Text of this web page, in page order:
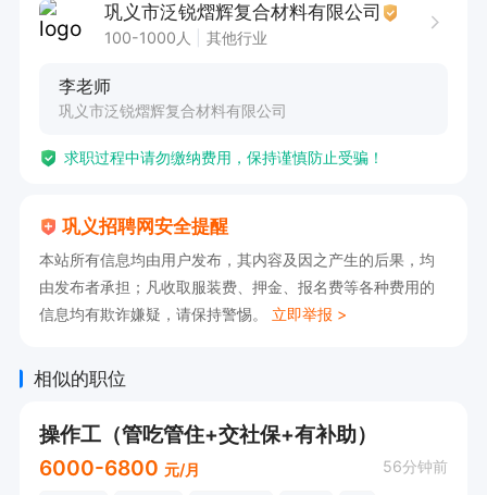
福利待遇：有班车，工作轻松、免费午餐、加班
谢！
巩义市泛锐熠辉复合材料有限公司
100-1000人 其他行业
李老师
巩义市泛锐熠辉复合材料有限公司
求职过程中请勿缴纳费用，保持谨慎防止受骗！
巩义招聘网安全提醒
本站所有信息均由用户发布，其内容及因之产生的后果，均
由发布者承担；凡收取服装费、押金、报名费等各种费用的
信息均有欺诈嫌疑，请保持警惕。 立即举报 >
相似的职位
操作工（管吃管住+交社保+有补助）
6000-6800 元/月 56分钟前